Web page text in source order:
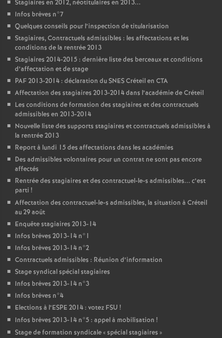
Stagiaires en 2012, néotitulaires en 2013...
Infos brèves n°7
Quelques conseils pour l’inspection de titularisation
Stagiaires, Contractuels admissibles : les affectations et les
conditions de la rentrée 2013
Stagiaires 2014-2015 : dernière liste des berceaux et conditions
d’affectation et de stage
PAF2013-2014 : déclaration duSNESCréteil en CTA
Affectation des stagiaires 2013-2014 dans l’académie de Créteil
Les conditions de formation des stagiaires et des contractuels
admissibles en 2013-2014
Nouvelle liste des supports stagiaires et contractuels admissibles à
la rentrée 2013
Report à lundi 15 des affectations dans les académies
Des admissibles volontaires pour un contrat ne sont pas encore
affectés
Rentrée des stagiaires et des contractuel-le-s admissibles... c’est
parti !
Affectation des contractuel-le-s admissibles, la situation à Créteil
au 29 août
Enquête stagiaires 2013-14
Infos brèves 2013-14 n°1
Infos brèves 2013-14 n°2
Contractuels admissibles : Réunion d’information
Stage syndical spécial stagiaires
Infos brèves 2013-14 n°3
Infos brèves n°4
Elections à l’ESPE 2014 : votez FSU !
Infos brèves 2013-14 n°5 : appel à mobilisation !
Stage de formation syndicale «spécial stagiaires »